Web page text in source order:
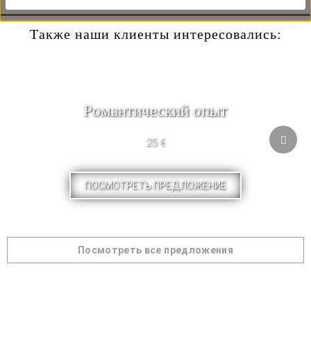
Также наши клиенты интересовались:
Pомантический опыт
25 €
ПОСМОТРЕТЬ ПРЕДЛОЖЕНИЕ
Посмотреть все предложения